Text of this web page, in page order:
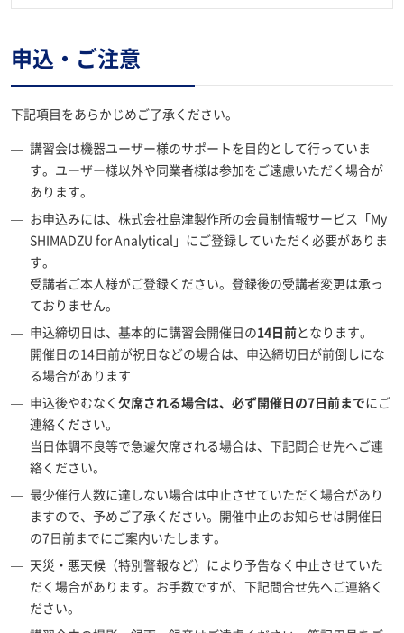
申込・ご注意
下記項目をあらかじめご了承ください。
講習会は機器ユーザー様のサポートを目的として行っていま
す。ユーザー様以外や同業者様は参加をご遠慮いただく場合が
あります。
お申込みには、株式会社島津製作所の会員制情報サービス「My
SHIMADZU for Analytical」にご登録していただく必要がありま
す。
受講者ご本人様がご登録ください。登録後の受講者変更は承っ
ておりません。
申込締切日は、基本的に講習会開催日の14日前となります。
開催日の14日前が祝日などの場合は、申込締切日が前倒しにな
る場合があります
申込後やむなく 欠席される場合は、必ず開催日の7日前までにご
連絡ください。
当日体調不良等で急遽欠席される場合は、下記問合せ先へご連
絡ください。
最少催行人数に達しない場合は中止させていただく場合があり
ますので、予めご了承ください。開催中止のお知らせは開催日
の7日前までにご案内いたします。
天災・悪天候（特別警報など）により予告なく中止させていた
だく場合があります。お手数ですが、下記問合せ先へご連絡く
ださい。